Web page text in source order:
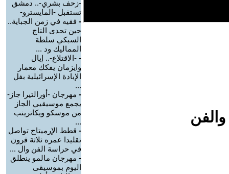
-زحف بشري-.. دمشق
تستقبل -المايسترو-
- فقيه في زمن الجباية..
حين تحدى التاج
السبكي سلطة
المماليك ود ...
- -الاقتلاع-.. إيال
وايزمان يفكك معمار
الإبادة الإسرائيلية بفل
...
- مهرجان -أورالتيرا جاز-
يجمع موسيقيي الجاز
من موسكو ويكاترينب
...
- قطط الإرميتاج تواصل
تقليدا عمره ثلاثة قرون
في حراسة الفن وال ...
- مهرجان مالمو ينطلق
اليوم بموسيقى